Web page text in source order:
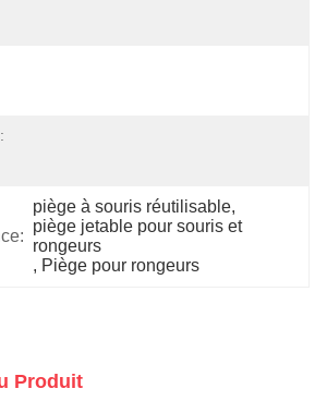
piège à souris réutilisable,
piège jetable pour souris et
rongeurs
, Piège pour rongeurs
Produit